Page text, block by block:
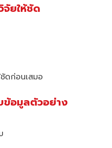
ยให้ชัด
ดก่อนเสมอ
อมูลตัวอย่าง